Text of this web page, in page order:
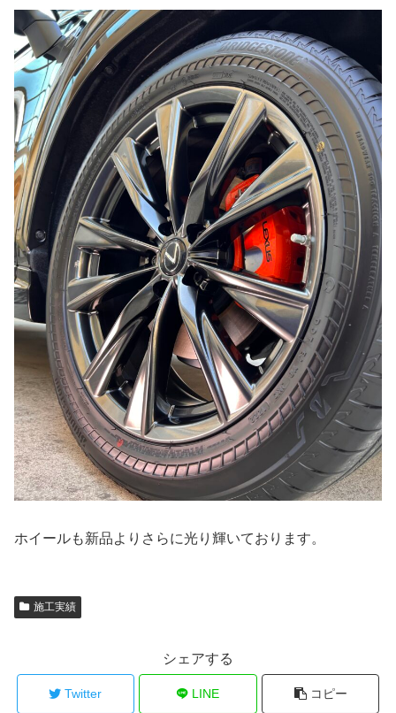
ホイールも新品よりさらに光り輝いております。
施工実績
シェアする
Twitter LINE コピー